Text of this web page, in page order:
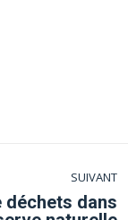
SUIVANT
déchets dans